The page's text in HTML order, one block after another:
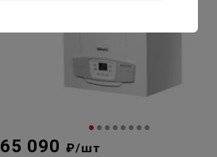
65 090 ₽/шт